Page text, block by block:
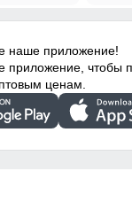
наше приложение!
приложение, чтобы
ценам.